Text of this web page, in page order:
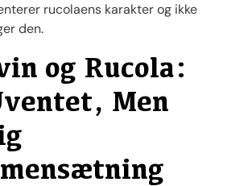
rucolaens karakter og ikke
den.
og Rucola:
Men